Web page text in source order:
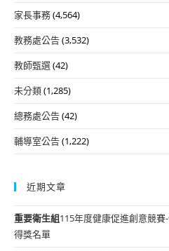
家長事務(4,564)
教務處公告(3,532)
教師甄選(42)
未分類(1,285)
總務處公告(42)
輔導室公告(1,222)
近期文章
重要衛生組115年度健康促進創意競
得獎名單